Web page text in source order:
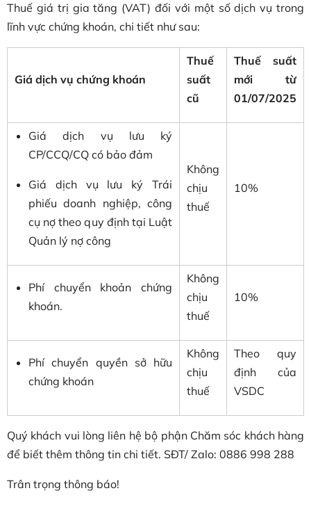
Thuế giá trị gia tăng (VAT) đối với một số dịch vụ trong
lĩnh vực chứng khoán, chi tiết như sau:
Giá dịch vụ chứng khoán
Thuế
suất
cũ
Thuế suất
mới từ
01/07/2025
Giá dịch vụ lưu ký
CP/CCQ/CQ có bảo đảm
Giá dịch vụ lưu ký Trái
phiếu doanh nghiệp, công
cụ nợ theo quy định tại Luật
Quản lý nợ công
Không
chịu
thuế
10%
Phí chuyển khoản chứng
khoán.
Không
chịu
thuế
10%
Phí chuyển quyền sở hữu
chứng khoán
Không
chịu
thuế
Theo quy
định của
VSDC
Quý khách vui lòng liên hệ bộ phận Chăm sóc khách hàng
để biết thêm thông tin chi tiết. SĐT/ Zalo: 0886 998 288
Trân trọng thông báo!